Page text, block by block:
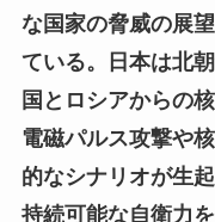
な国家の脅威の展
ている。日本は北
国とロシアからの
電磁パルス攻撃や
的なシナリオが生
持続可能な自衛力